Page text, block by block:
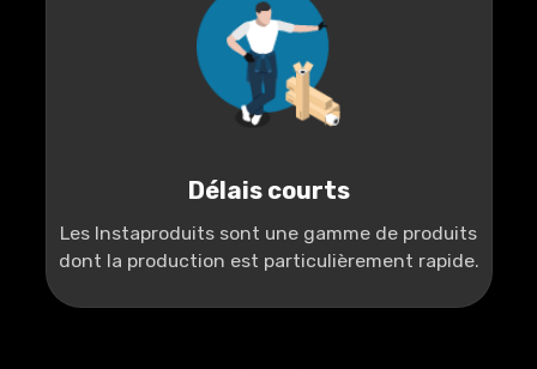
Délais courts
Les Instaproduits sont une gamme de produits
dont la production est particulièrement rapide.